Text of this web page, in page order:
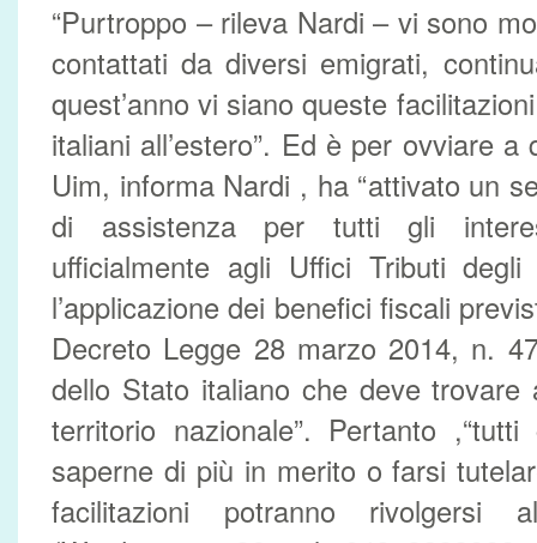
“Purtroppo – rileva Nardi – vi sono
contattati da diversi emigrati,
quest’anno vi siano queste
italiani all’estero”. Ed è per ovviare
Uim, informa Nardi , ha “attivato un
di assistenza per tutti gli
ufficialmente agli Uffici Tributi
l’applicazione dei benefici fiscali
Decreto Legge 28 marzo 2014, n.
dello Stato italiano che deve trovare
territorio nazionale”. Pertanto
saperne di più in merito o farsi
facilitazioni potranno